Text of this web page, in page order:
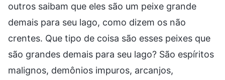
outros saibam que eles são um peixe grande
demais para seu lago, como dizem os não
crentes. Que tipo de coisa são esses peixes que
são grandes demais para seu lago? São espíritos
malignos, demônios impuros, arcanjos,